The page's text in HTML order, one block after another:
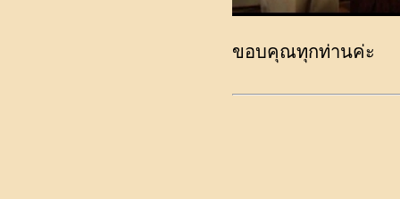
ขอบคุณทุกท่านค่ะ